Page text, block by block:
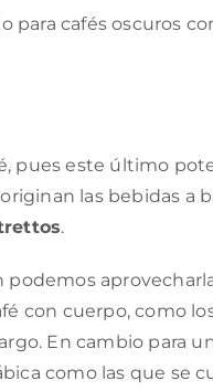
para cafés oscuros
pues este último
las bebidas a
.
con cuerpo, como
En cambio para
como las que se